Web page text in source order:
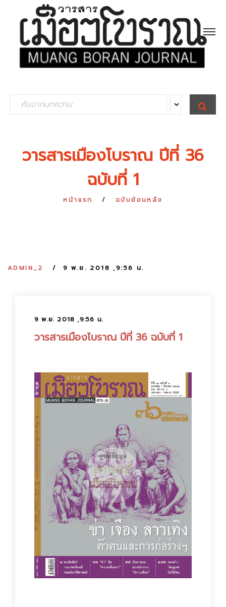
e
S
E
A
วารสารเมืองโบราณ ปีที่ 36
ฉบับที่ 1
หน้าแรก ฉบับย้อนหลัง
ADMIN_2 9 พ.ย. 2018 ,9:56 น.
9 พ.ย. 2018 ,9:56 น.
วารสารเมืองโบราณ ปีที่ 36 ฉบับที่ 1